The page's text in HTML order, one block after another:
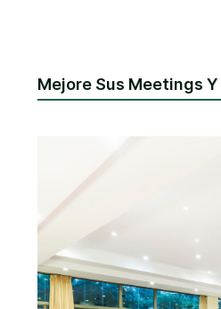
Mejore Sus Meetings